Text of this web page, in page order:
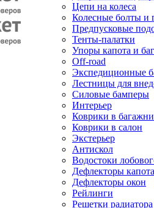
Цепи на колеса
Колесные болты и
Предпусковые
Тенты-палатки
Упоры капота и
Off-road
Экспедиционные
Лестницы для
Силовые бамперы
Интерьер
Коврики в
Коврики в салон
Экстерьер
Антискол
Водостоки
Дефлекторы капота
Дефлекторы окон
Рейлинги
Решетки радиатора